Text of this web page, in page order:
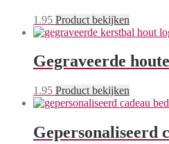
1.95 Product bekijken
Gegraveerde
1.95 Product bekijken
Gepersonaliseerd